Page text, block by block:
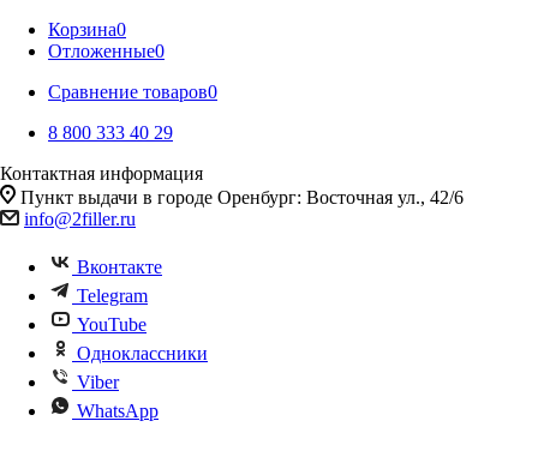
Корзина0
Отложенные0
Сравнение товаров0
8 800 333 40 29
Контактная информация
Пункт выдачи в городе Оренбург: Восточная ул., 42/6
info@2filler.ru
Вконтакте
Telegram
YouTube
Одноклассники
Viber
WhatsApp